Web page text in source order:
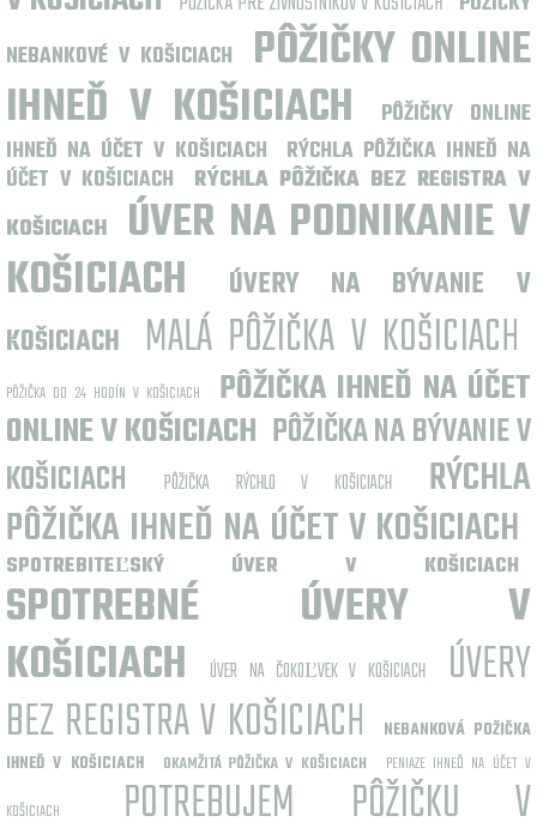
NEBANKOVÉ V KOŠICIACH
PÔŽIČKY ONLINE
IHNEĎ V KOŠICIACH
PÔŽIČKY ONLINE
IHNEĎ NA ÚČET V KOŠICIACH
RÝCHLA PÔŽIČKA IHNEĎ NA
ÚČET V KOŠICIACH
RÝCHLA PÔŽIČKA BEZ REGISTRA V
KOŠICIACH
ÚVER NA PODNIKANIE V
KOŠICIACH
ÚVERY NA BÝVANIE V
KOŠICIACH
MALÁ PÔŽIČKA V KOŠICIACH
PÔŽIČKA DO 24 HODÍN V KOŠICIACH
PÔŽIČKA IHNEĎ NA ÚČET
ONLINE V KOŠICIACH PÔŽIČKA NA BÝVANIE V
KOŠICIACH
PÔŽIČKA RÝCHLO V KOŠICIACH
RÝCHLA
PÔŽIČKA IHNEĎ NA ÚČET V KOŠICIACH
SPOTREBITEĽSKÝ ÚVER V KOŠICIACH
SPOTREBNÉ ÚVERY V
KOŠICIACH
ÚVER NA ČOKOĽVEK V KOŠICIACH
ÚVERY
BEZ REGISTRA V KOŠICIACH
NEBANKOVÁ POŽIČKA
IHNEĎ V KOŠICIACH
OKAMŽITÁ PÔŽIČKA V KOŠICIACH
PENIAZE IHNEĎ NA ÚČET V
KOŠICIACH
POTREBUJEM PÔŽIČKU V